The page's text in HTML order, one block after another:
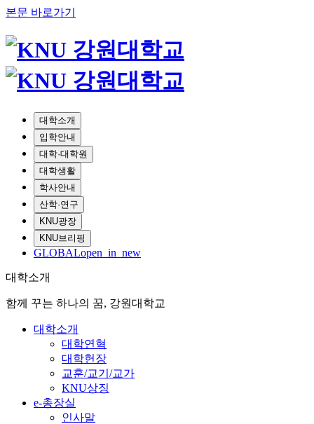
본문 바로가기
대학소개
입학안내
대학·대학원
대학생활
학사안내
산학·연구
KNU광장
KNU브리핑
GLOBALopen_in_new
대학소개
함께 꾸는 하나의 꿈, 강원대학교
대학소개
대학연혁
대학헌장
교훈/교기/교가
KNU상징
e-총장실
인사말